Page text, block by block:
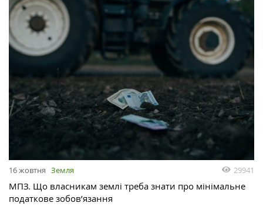
16 жовтня Земля 29941
МПЗ. Що власникам землі треба знати про мінімальне
податкове зобов’язання